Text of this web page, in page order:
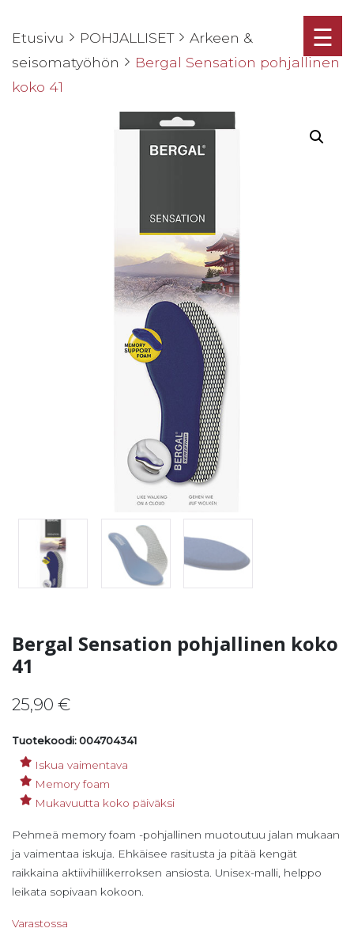
☰
Etusivu POHJALLISET
Arkeen &
seisomatyöhön
Bergal Sensation pohjallinen
koko 41
Bergal Sensation pohjallinen koko
41
25,90 €
Tuotekoodi: 004704341
Iskua vaimentava
Memory foam
Mukavuutta koko päiväksi
Pehmeä memory foam -pohjallinen muotoutuu jalan mukaan
ja vaimentaa iskuja. Ehkäisee rasitusta ja pitää kengät
raikkaina aktiivihiilikerroksen ansiosta. Unisex-malli, helppo
leikata sopivaan kokoon.
Varastossa